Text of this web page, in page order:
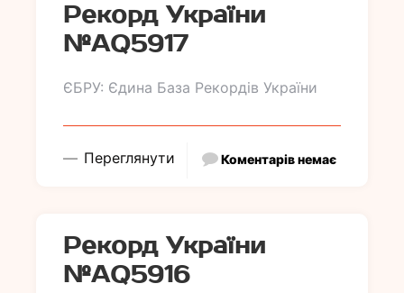
Рекорд України
№АQ5917
ЄБРУ: Єдина База Рекордів України
Переглянути Коментарів немає
Рекорд України
№АQ5916